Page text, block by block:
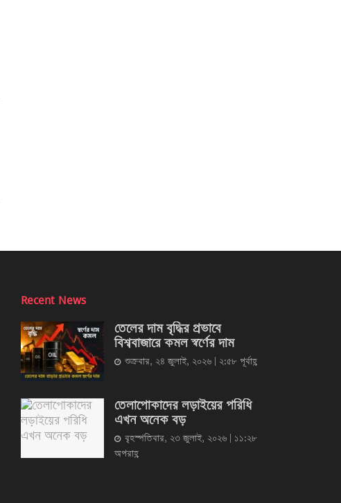
Recent News
তেলের দাম বৃদ্ধির প্রভাবে
বিশ্ববাজারে কমল স্বর্ণের দাম
শুক্রবার, ২৪ জুলাই, ২০২৬ | ২:৫৮ পূর্বাহ্ণ
তেলাপোকাদের লড়াইয়ের পরিধি
এখন অনেক বড়
বৃহস্পতিবার, ২৩ জুলাই, ২০২৬ | ১১:২৮
অপরাহ্ণ